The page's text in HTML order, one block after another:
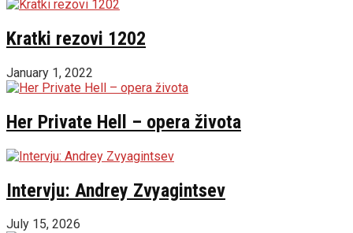
Kratki rezovi 1202
January 1, 2022
Her Private Hell – opera života
Intervju: Andrey Zvyagintsev
July 15, 2026